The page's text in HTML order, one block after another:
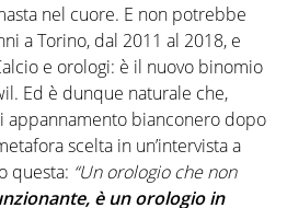
nel cuore. E non potrebbe
a Torino, dal 2011 al 2018, e
e orologi: è il nuovo binomio
Ed è dunque naturale che,
bianconero dopo
scelta in un’intervista a
questa: “Un orologio che non
è un orologio in